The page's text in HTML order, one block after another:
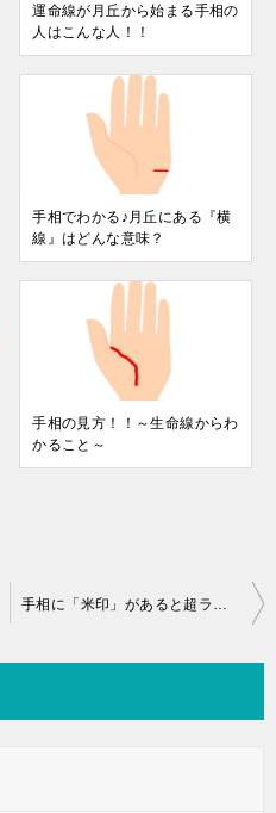
運命線が月丘から始まる手相の
人はこんな人！！
手相でわかる♪月丘にある『横
線』はどんな意味？
手相の見方！！～生命線からわ
かること～